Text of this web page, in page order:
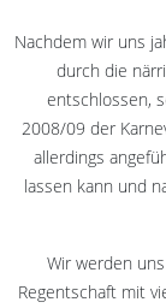
Nachdem wir uns
durch die
entschlossen,
2008/09 der
allerdings
lassen kann und
Wir werden
Regentschaft mit